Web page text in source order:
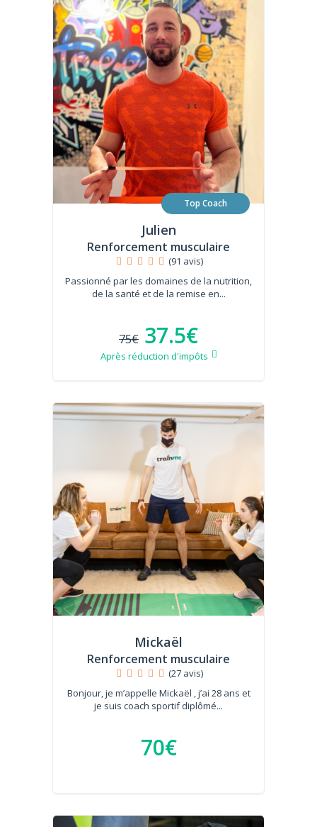
Top Coach
Julien
Renforcement musculaire
(91 avis)
Passionné par les domaines de la nutrition,
de la santé et de la remise en...
75€ 37.5€
Après réduction d'impôts
Mickaël
Renforcement musculaire
(27 avis)
Bonjour, je m’appelle Mickaël , j’ai 28 ans et
je suis coach sportif diplômé...
70€